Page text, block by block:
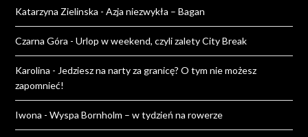
Katarzyna Zielinska -Azja niezwykła – Bagan
Czarna Góra -Urlop w weekend, czyli zalety City Break
Karolina - Jedziesz na narty za granicę? O tym nie możesz
zapomnieć!
Iwona -Wyspa Bornholm – w tydzień na rowerze